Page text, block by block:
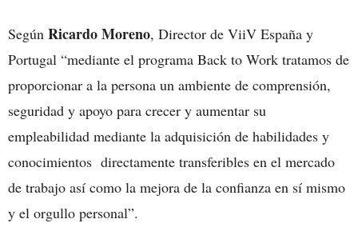
Según Ricardo Moreno, Director de ViiV España y
Portugal “mediante el programa Back to Work tratamos de
proporcionar a la persona un ambiente de comprensión,
seguridad y apoyo para crecer y aumentar su
empleabilidad mediante la adquisición de habilidades y
conocimientos directamente transferibles en el mercado
de trabajo así como la mejora de la confianza en sí mismo
y el orgullo personal”.